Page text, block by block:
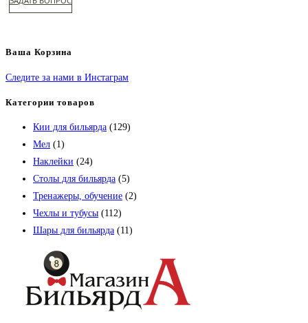
Ваша Корзина
Следите за нами в Инстаграм
Категории товаров
Кии для бильярда (129)
Мел (1)
Наклейки (24)
Столы для бильярда (5)
Тренажеры, обучение (2)
Чехлы и тубусы (112)
Шары для бильярда (11)